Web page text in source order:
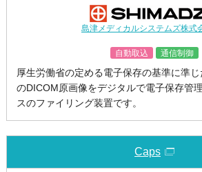
島津メディカルシステムズ株式
自動取込 通信制御
厚生労働省の定める電子保存の基準に準
のDICOM原画像をデジタルで電子保存管
スのファイリング装置です。
Caps